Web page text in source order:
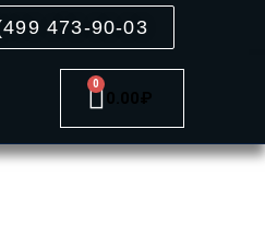
473-90-03
0.00₽
0
Cart